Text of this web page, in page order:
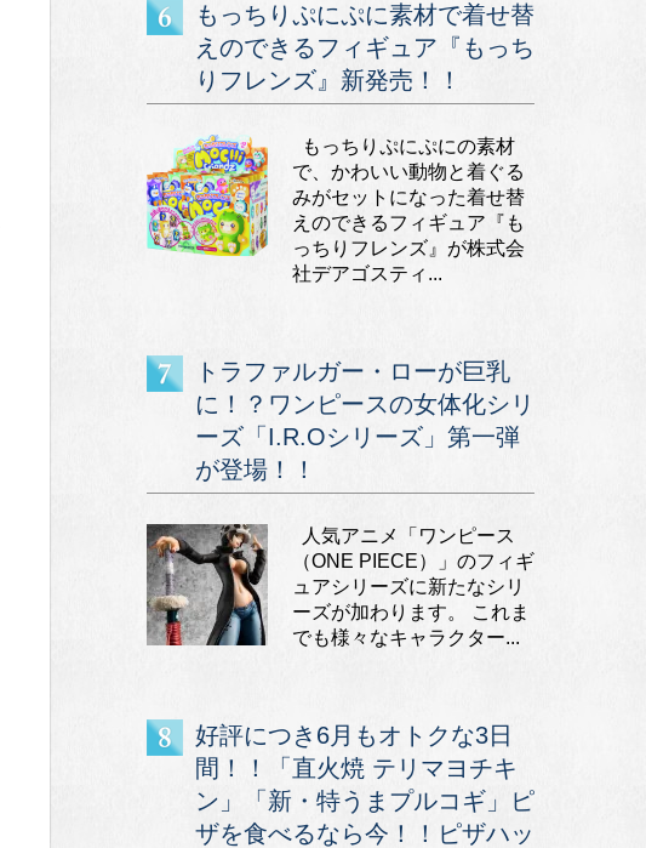
もっちりぷにぷに素材で着せ替
えのできるフィギュア『もっち
りフレンズ』新発売！！
もっちりぷにぷにの素材
で、かわいい動物と着ぐる
みがセットになった着せ替
えのできるフィギュア『も
っちりフレンズ』が株式会
社デアゴスティ...
トラファルガー・ローが巨乳
に！？ワンピースの女体化シリ
ーズ「I.R.Oシリーズ」第一弾
が登場！！
人気アニメ「ワンピース
（ONE PIECE）」のフィギ
ュアシリーズに新たなシリ
ーズが加わります。 これま
でも様々なキャラクター...
好評につき6月もオトクな3日
間！！「直火焼 テリマヨチキ
ン」「新・特うまプルコギ」ピ
ザを食べるなら今！！ピザハッ